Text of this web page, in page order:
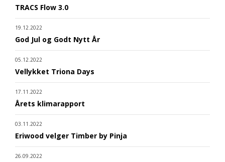
TRACS Flow 3.0
19.12.2022
God Jul og Godt Nytt År
05.12.2022
Vellykket Triona Days
17.11.2022
Årets klimarapport
03.11.2022
Eriwood velger Timber by Pinja
26.09.2022